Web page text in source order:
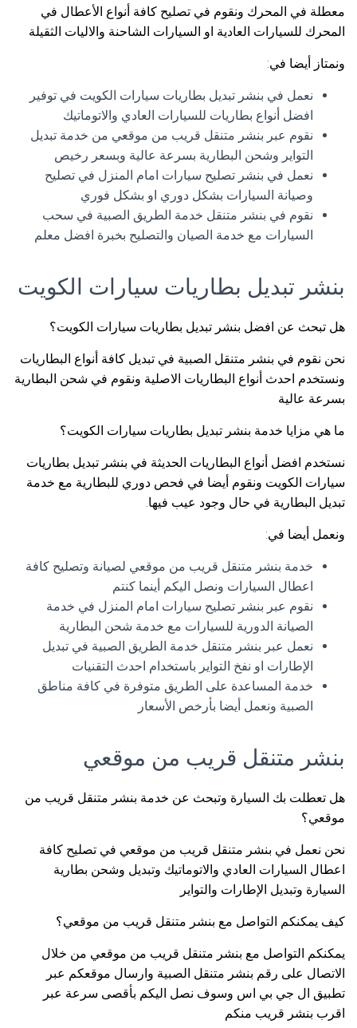
معطلة في المحرك ونقوم في تصليح كافة أنواع الأعطال في
المحرك للسيارات العادية او السيارات الشاحنة والاليات الثقيلة
ونمتاز أيضا في:
نعمل في بنشر تبديل بطاريات سيارات الكويت في توفير
افضل أنواع بطاريات للسيارات العادي والاتوماتيك
نقوم عبر بنشر متنقل قريب من موقعي من خدمة تبديل
التواير وشحن البطارية بسرعة عالية وبسعر رخيص
نعمل في بنشر تصليح سيارات امام المنزل في تصليح
وصيانة السيارات بشكل دوري او بشكل فوري
نقوم في بنشر متنقل خدمة الطريق الصبية في سحب
السيارات مع خدمة الصيان والتصليح بخبرة افضل معلم
بنشر تبديل بطاريات سيارات الكويت
هل تبحث عن افضل بنشر تبديل بطاريات سيارات الكويت؟
نحن نقوم في بنشر متنقل الصبية في تبديل كافة أنواع البطاريات
ونستخدم احدث أنواع البطاريات الاصلية ونقوم في شحن البطارية
بسرعة عالية
ما هي مزايا خدمة بنشر تبديل بطاريات سيارات الكويت؟
نستخدم افضل أنواع البطاريات الحديثة في بنشر تبديل بطاريات
سيارات الكويت ونقوم أيضا في فحص دوري للبطارية مع خدمة
تبديل البطارية في حال وجود عيب فيها.
ونعمل أيضا في:
خدمة بنشر متنقل قريب من موقعي لصيانة وتصليح كافة
اعطال السيارات ونصل اليكم أينما كنتم
نقوم عبر بنشر تصليح سيارات امام المنزل في خدمة
الصيانة الدورية للسيارات مع خدمة شحن البطارية
نعمل عبر بنشر متنقل خدمة الطريق الصبية في تبديل
الإطارات او نفخ التواير باستخدام احدث التقنيات
خدمة المساعدة على الطريق متوفرة في كافة مناطق
الصبية ونعمل أيضا بأرخص الأسعار
بنشر متنقل قريب من موقعي
هل تعطلت بك السيارة وتبحث عن خدمة بنشر متنقل قريب من
موقعي؟
نحن نعمل في بنشر متنقل قريب من موقعي في تصليح كافة
اعطال السيارات العادي والاتوماتيك وتبديل وشحن بطارية
السيارة وتبديل الإطارات والتواير
كيف يمكنكم التواصل مع بنشر متنقل قريب من موقعي؟
يمكنكم التواصل مع بنشر متنقل قريب من موقعي من خلال
الاتصال على رقم بنشر متنقل الصبية وارسال موقعكم عبر
تطبيق ال جي بي اس وسوف نصل اليكم بأقصى سرعة عبر
اقرب بنشر قريب منكم